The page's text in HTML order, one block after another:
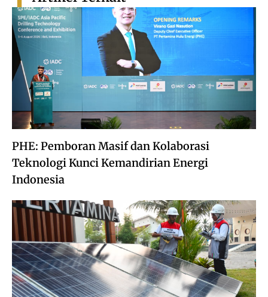
PHE: Pemboran Masif dan Kolaborasi
Teknologi Kunci Kemandirian Energi
Indonesia